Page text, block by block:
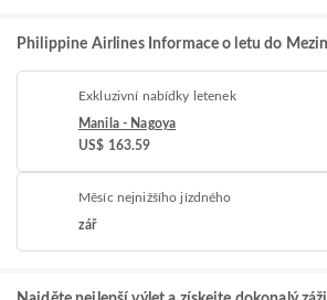
Philippine Airlines Informace o letu do
Exkluzivní nabídky letenek
Manila - Nagoya
US$ 163.59
Měsíc nejnižšího jízdného
zář